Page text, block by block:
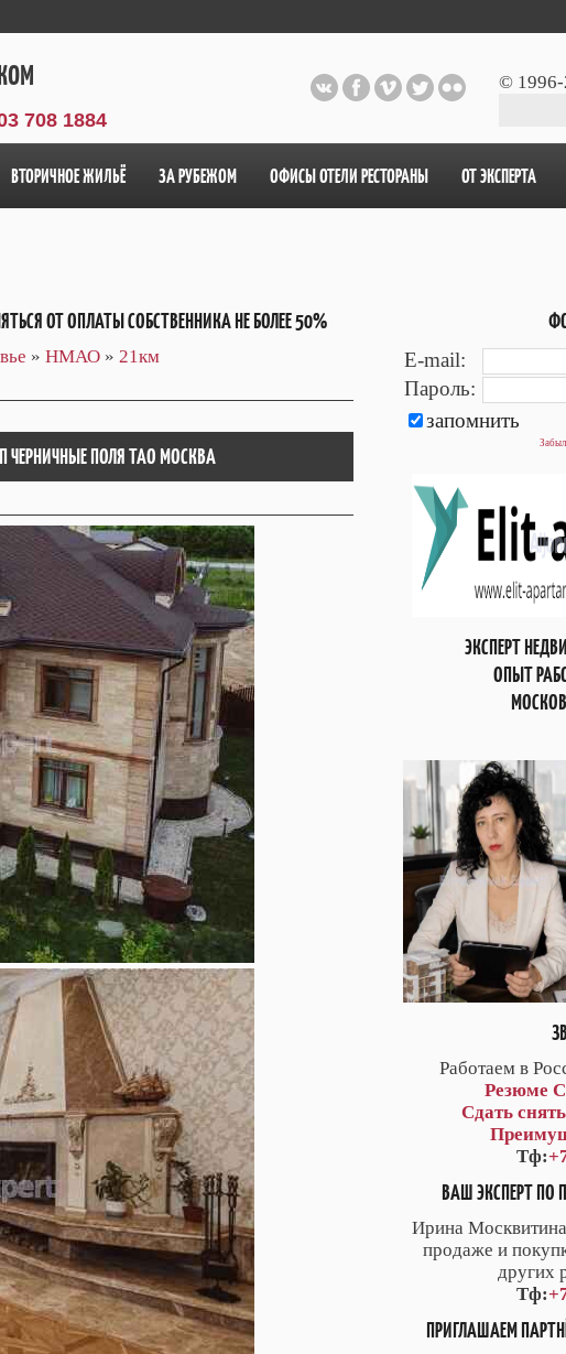
708 1884
© 1996-
ВТОРИЧНОЕ ЖИЛЬЁ ЗА РУБЕЖОМ ОФИСЫ ОТЕЛИ РЕСТОРАНЫ ОТ ЭКСПЕРТА
ОТ ОПЛАТЫ СОБСТВЕННИКА НЕ БОЛЕЕ 50%
» НМАО » 21км
ПОЛЯ ТАО МОСКВА
E-mail:
Пароль:
запомнить
ЭКСПЕРТ
ОПЫТ
Работаем в
Резюме
Сдать
Тф:
ВАШ ЭКСПЕРТ ПО
Ирина
продаже и
других
Тф:
ПРИГЛАШАЕМ